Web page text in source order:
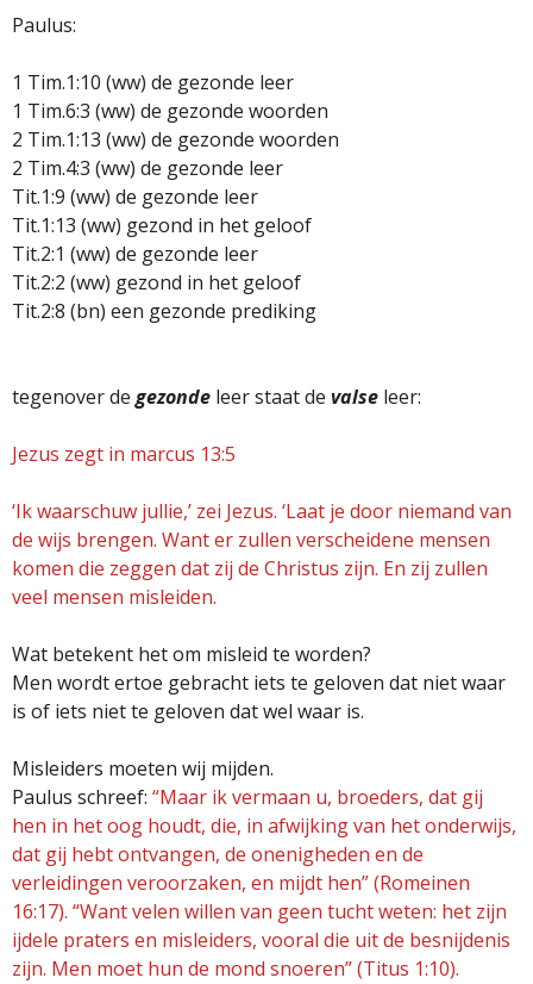
Paulus:
1 Tim.1:10 (ww) de gezonde leer
1 Tim.6:3 (ww) de gezonde woorden
2 Tim.1:13 (ww) de gezonde woorden
2 Tim.4:3 (ww) de gezonde leer
Tit.1:9 (ww) de gezonde leer
Tit.1:13 (ww) gezond in het geloof
Tit.2:1 (ww) de gezonde leer
Tit.2:2 (ww) gezond in het geloof
Tit.2:8 (bn) een gezonde prediking
tegenover de gezonde leer staat de valse leer:
Jezus zegt in marcus 13:5
‘Ik waarschuw jullie,’ zei Jezus. ‘Laat je door niemand van
de wijs brengen. Want er zullen verscheidene mensen
komen die zeggen dat zij de Christus zijn. En zij zullen
veel mensen misleiden.
Wat betekent het om misleid te worden?
Men wordt ertoe gebracht iets te geloven dat niet waar
is of iets niet te geloven dat wel waar is.
Misleiders moeten wij mijden.
Paulus schreef: “Maar ik vermaan u, broeders, dat gij
hen in het oog houdt, die, in afwijking van het onderwijs,
dat gij hebt ontvangen, de onenigheden en de
verleidingen veroorzaken, en mijdt hen” (Romeinen
16:17). “Want velen willen van geen tucht weten: het zijn
ijdele praters en misleiders, vooral die uit de besnijdenis
zijn. Men moet hun de mond snoeren” (Titus 1:10).